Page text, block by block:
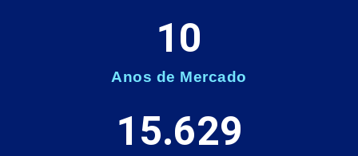
Anos de Mercado
10
15.629